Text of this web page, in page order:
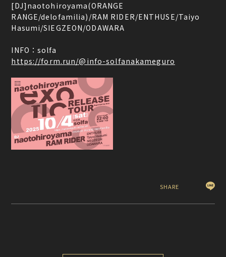
[DJ]naotohiroyama(ORANGE
RANGE/delofamilia)/RAM RIDER/ENTHUSE/Taiyo
Hasumi/SIEGZEON/ODAWARA
INFO：solfa
https://form.run/@info-solfanakameguro
SHARE